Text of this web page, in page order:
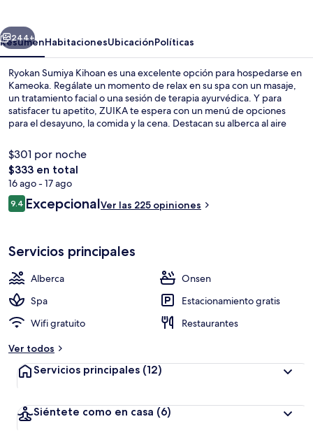
Siguiente
244+
ResumenHabitacionesUbicaciónPolíticas
Ryokan Sumiya Kihoan es una excelente opción para hospedarse en
Kameoka. Regálate un momento de relax en su spa con un masaje,
un tratamiento facial o una sesión de terapia ayurvédica. Y para
satisfacer tu apetito, ZUIKA te espera con un menú de opciones
para el desayuno, la comida y la cena. Destacan su alberca al aire
$301 por noche
El
precio
total
es
$333 en total
16 ago - 17 ago
Opiniones
9.49.4 de 10,
ExcepcionalVer las 225 opiniones
Servicios principales
Alberca
Onsen
Spa
Estacionamiento gratis
Wifi gratuito
Restaurantes
Ver todos
Servicios principales (12)
Siéntete como en casa (6)